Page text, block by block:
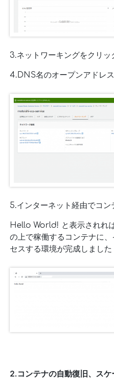
3.ネットワーキングをクリッ
4.DNS名のオープンアドレ
5.インターネット経由でコン
Hello World! と表示されれ
の上で稼働するコンテナに
セスする環境が完成しました
2.コンテナの自動復旧、ス